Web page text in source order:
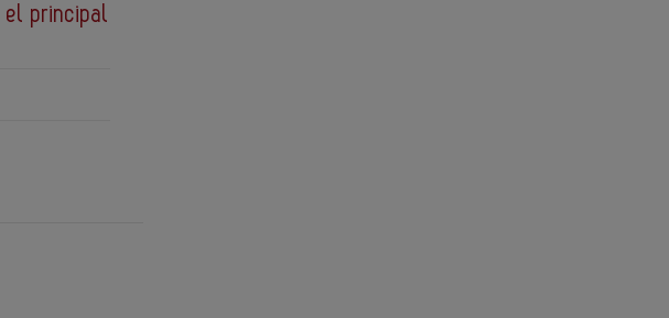
el principal